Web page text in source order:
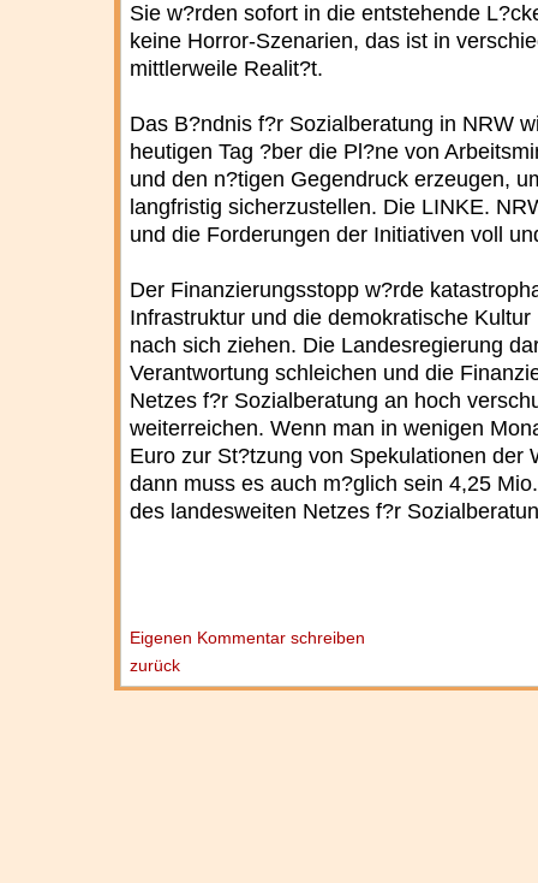
Sie w?rden sofort in die entstehende
keine Horror-Szenarien, das ist in
mittlerweile Realit?t.
Das B?ndnis f?r Sozialberatung in NRW
heutigen Tag ?ber die Pl?ne von
und den n?tigen Gegendruck erzeugen,
langfristig sicherzustellen. Die LINKE.
und die Forderungen der Initiativen voll
Der Finanzierungsstopp w?rde
Infrastruktur und die demokratische
nach sich ziehen. Die Landesregierung
Verantwortung schleichen und die
Netzes f?r Sozialberatung an hoch
weiterreichen. Wenn man in wenigen
Euro zur St?tzung von Spekulationen der
dann muss es auch m?glich sein 4,25
des landesweiten Netzes f?r
Eigenen Kommentar schreiben
zurück